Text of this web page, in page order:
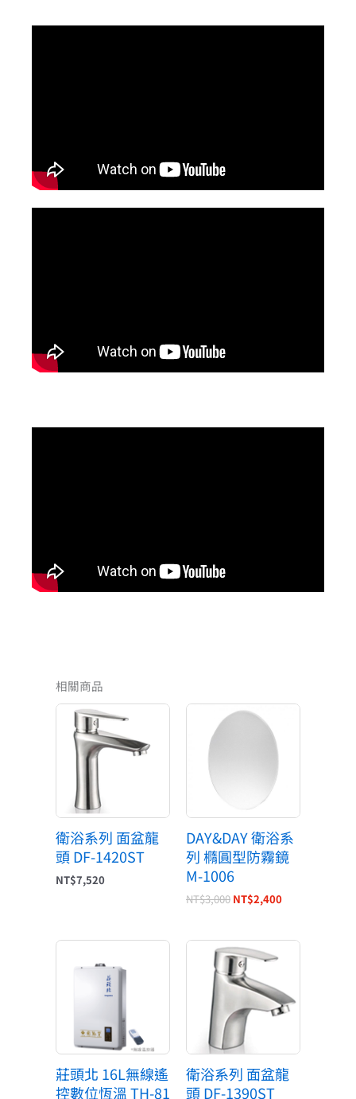
相關商品
衛浴系列 面盆龍
頭 DF-1420ST
NT$7,520
DAY&DAY 衛浴系
列 橢圓型防霧鏡
M-1006
NT$3,000
原
NT$2,400
莊頭北 16L無線遙
控數位恆溫 TH-81
原
價
格：
NT$21,800。
目
NT$16,350。
衛浴系列 面盆龍
頭 DF-1390ST